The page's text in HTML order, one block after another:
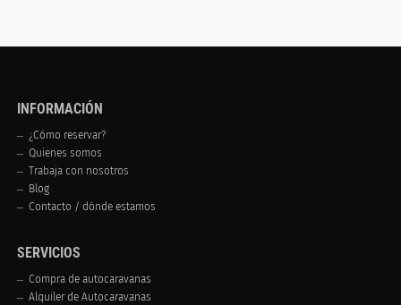
INFORMACIÓN
¿Cómo reservar?
Quienes somos
Trabaja con nosotros
Blog
Contacto / dónde estamos
SERVICIOS
Compra de autocaravanas
Alquiler de Autocaravanas